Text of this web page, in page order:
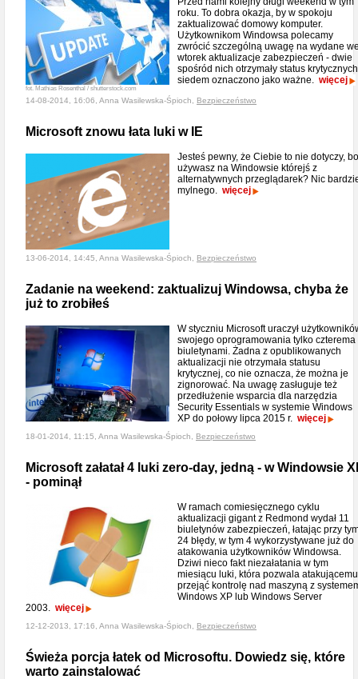
fot. Mathias Rosenthal / shutterstock.com
roku. To dobra okazja, by w spokoju
zaktualizować domowy komputer.
Użytkownikom Windowsa polecamy
zwrócić szczególną uwagę na wydane
wtorek aktualizacje zabezpieczeń - dwie
spośród nich otrzymały status
siedem oznaczono jako ważne. więcej
14-08-2014, 16:06, Anna Wasilewska-Śpioch, Bezpieczeństwo
Microsoft znowu łata luki w IE
Jesteś pewny, że Ciebie to nie dotyczy, bo
używasz na Windowsie którejś z
alternatywnych przeglądarek? Nic
mylnego. więcej
13-06-2014, 14:45, Anna Wasilewska-Śpioch, Bezpieczeństwo
Zadanie na weekend: zaktualizuj Windowsa, chyba że
już to zrobiłeś
W styczniu Microsoft uraczył
swojego oprogramowania tylko czterema
biuletynami. Żadna z opublikowanych
aktualizacji nie otrzymała statusu
krytycznej, co nie oznacza, że można je
zignorować. Na uwagę zasługuje też
przedłużenie wsparcia dla narzędzia
Security Essentials w systemie Windows
XP do połowy lipca 2015 r. więcej
18-01-2014, 11:15, Anna Wasilewska-Śpioch, Bezpieczeństwo
Microsoft załatał 4 luki zero-day, jedną - w Windowsie
- pominął
W ramach comiesięcznego cyklu
aktualizacji gigant z Redmond wydał 11
biuletynów zabezpieczeń, łatając przy
24 błędy, w tym 4 wykorzystywane już do
atakowania użytkowników Windowsa.
Dziwi nieco fakt niezałatania w tym
miesiącu luki, która pozwala atakującemu
przejąć kontrolę nad maszyną z
Windows XP lub Windows Server
2003. więcej
12-12-2013, 17:16, Anna Wasilewska-Śpioch, Bezpieczeństwo
Świeża porcja łatek od Microsoftu. Dowiedz się, które
warto zainstalować